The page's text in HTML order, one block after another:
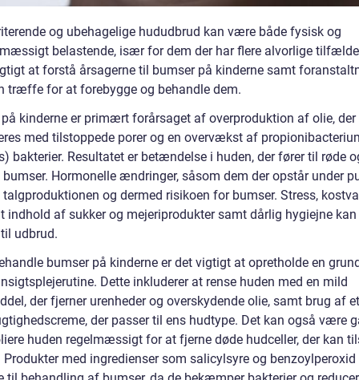
og ubehagelige hududbrud kan være både fysisk og
belastende, især for dem der har flere alvorlige
at forstå årsagerne til bumser på kinderne samt
træffe for at forebygge og behandle dem.
kinderne er primært forårsaget af overproduktion af olie, der
med tilstoppede porer og en overvækst af
bakterier. Resultatet er betændelse i huden, der fører til røde
Hormonelle ændringer, såsom dem der opstår under
talgproduktionen og dermed risikoen for bumser. Stress,
indhold af sukker og mejeriprodukter samt dårlig hygiejne
udbrud.
bumser på kinderne er det vigtigt at opretholde en
Dette inkluderer at rense huden med en mild
der fjerner urenheder og overskydende olie, samt brug af
der passer til ens hudtype. Det kan også være
huden regelmæssigt for at fjerne døde hudceller, der kan
Produkter med ingredienser som salicylsyre og benzoylperoxid